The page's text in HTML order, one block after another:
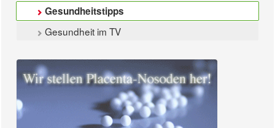
Gesundheitstipps
Gesundheit im TV